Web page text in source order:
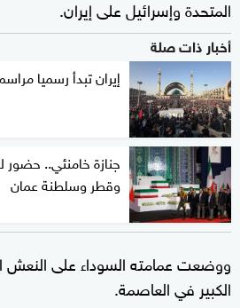
المتحدة وإسرائيل على إيران.
أخبار ذات صلة
إيران تبدأ رسميا
جنازة خامنئي.. حضور
وقطر وسلطنة عمان
ووضعت عمامته السوداء على
الكبير في العاصمة.